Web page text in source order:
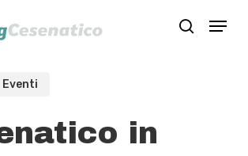
search
Menu
Eventi
in